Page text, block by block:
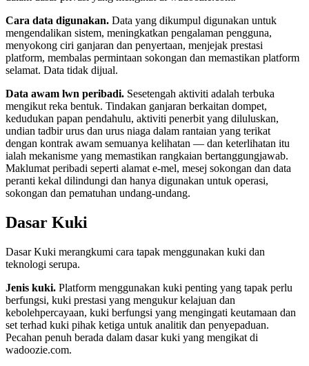
Cara data digunakan. Data yang dikumpul digunakan untuk
mengendalikan sistem, meningkatkan pengalaman pengguna,
menyokong ciri ganjaran dan penyertaan, menjejak prestasi
platform, membalas permintaan sokongan dan memastikan platform
selamat. Data tidak dijual.
Data awam lwn peribadi. Sesetengah aktiviti adalah terbuka
mengikut reka bentuk. Tindakan ganjaran berkaitan dompet,
kedudukan papan pendahulu, aktiviti penerbit yang diluluskan,
undian tadbir urus dan urus niaga dalam rantaian yang terikat
dengan kontrak awam semuanya kelihatan — dan keterlihatan itu
ialah mekanisme yang memastikan rangkaian bertanggungjawab.
Maklumat peribadi seperti alamat e-mel, mesej sokongan dan data
peranti kekal dilindungi dan hanya digunakan untuk operasi,
sokongan dan pematuhan undang-undang.
Dasar Kuki
Dasar Kuki merangkumi cara tapak menggunakan kuki dan
teknologi serupa.
Jenis kuki. Platform menggunakan kuki penting yang tapak perlu
berfungsi, kuki prestasi yang mengukur kelajuan dan
kebolehpercayaan, kuki berfungsi yang mengingati keutamaan dan
set terhad kuki pihak ketiga untuk analitik dan penyepaduan.
Pecahan penuh berada dalam dasar kuki yang mengikat di
wadoozie.com.